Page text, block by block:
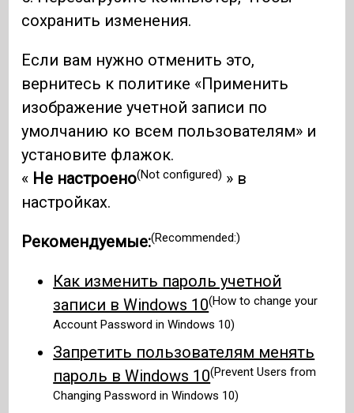
сохранить изменения.
Если вам нужно отменить это,
вернитесь к политике «Применить
изображение учетной записи по
умолчанию ко всем пользователям» и
установите флажок.
« Не настроено(Not configured) » в
настройках.
Рекомендуемые:(Recommended:)
Как изменить пароль учетной
записи в Windows 10(How to change your
Account Password in Windows 10)
Запретить пользователям менять
пароль в Windows 10(Prevent Users from
Changing Password in Windows 10)